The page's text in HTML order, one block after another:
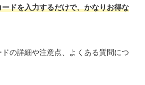
ドを入力するだけで、かなりお得な
の詳細や注意点、よくある質問につ